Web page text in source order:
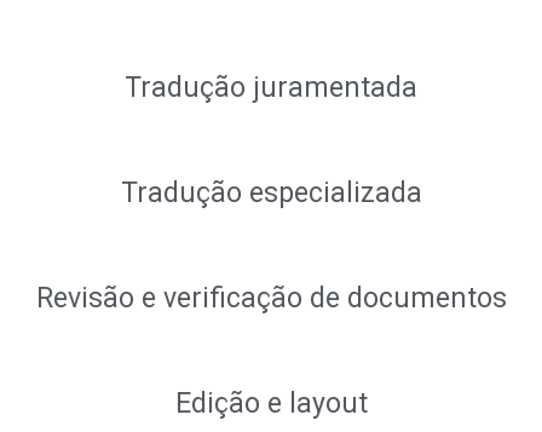
Tradução juramentada
Tradução especializada
Revisão e verificação de documentos
Edição e layout